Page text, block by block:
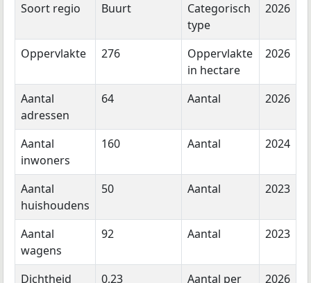
Soort regio Buurt
Categorisch
type
2026
Oppervlakte 276
Oppervlakte
in hectare
2026
Aantal
adressen
64 Aantal 2026
Aantal
inwoners
160 Aantal 2024
Aantal
huishoudens
50 Aantal 2023
Aantal
wagens
92 Aantal 2023
Dichtheid 0,23 Aantal per 2026